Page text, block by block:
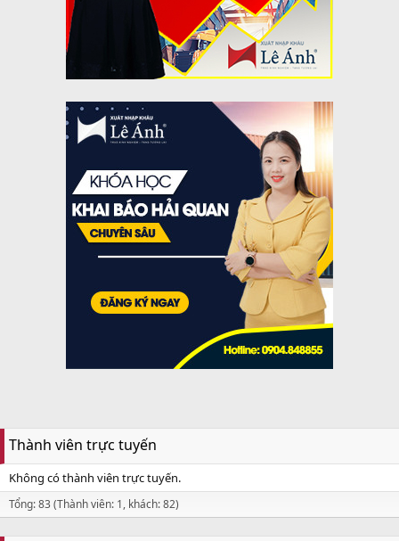
Thành viên trực tuyến
Không có thành viên trực tuyến.
Tổng: 83 (Thành viên: 1, khách: 82)